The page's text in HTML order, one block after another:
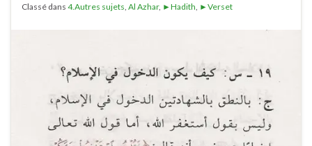
Classé dans 4.Autres sujets Al Azhar, ►Hadith ►Verset